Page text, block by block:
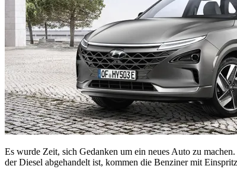
Es wurde Zeit, sich Gedanken um ein neues Auto zu
der Diesel abgehandelt ist, kommen die Benziner mit